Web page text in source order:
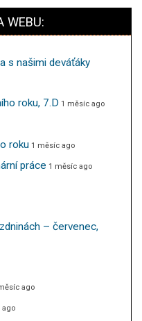
WEBU:
s našimi deváťáky
roku, 7.D 1 měsíc ago
roku 1 měsíc ago
práce 1 měsíc ago
– červenec,
ago
ago